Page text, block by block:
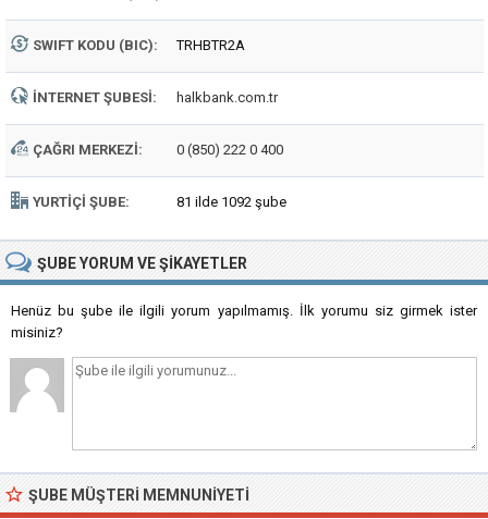
SWIFT KODU (BIC): TRHBTR2A
İNTERNET ŞUBESI: halkbank.com.tr
ÇAĞRI MERKEZI: 0 (850) 222 0 400
YURTIÇI ŞUBE: 81 ilde 1092 şube
ŞUBEYORUM VE ŞIKAYETLER
Henüz bu şube ile ilgili yorum yapılmamış. İlk yorumu siz girmek ister
misiniz?
ŞUBE MÜŞTERI MEMNUNIYETI